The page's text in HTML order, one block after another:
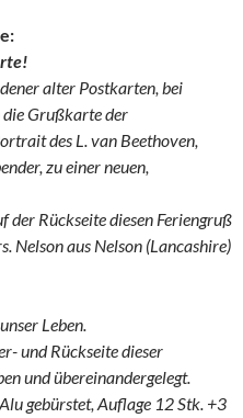
alter Postkarten, bei
Grußkarte der
des L. van Beethoven,
zu einer neuen,
der Rückseite diesen Feriengruß
Nelson aus Nelson (Lancashire)
Leben.
und Rückseite dieser
und übereinandergelegt.
gebürstet, Auflage 12 Stk. +3